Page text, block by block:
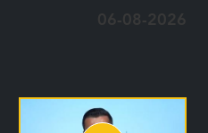
06-08-2026